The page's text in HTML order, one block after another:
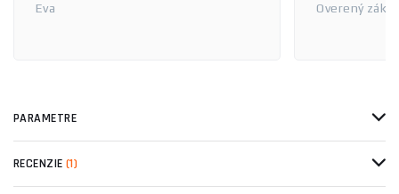
Eva Overený
PARAMETRE
RECENZIE (1)